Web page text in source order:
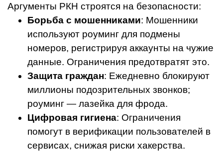
Аргументы РКН строятся на безопасности:
Борьба с мошенниками: Мошенники
используют роуминг для подмены
номеров, регистрируя аккаунты на чужие
данные. Ограничения предотвратят это.
Защита граждан: Ежедневно блокируют
миллионы подозрительных звонков;
роуминг — лазейка для фрода.
Цифровая гигиена: Ограничения
помогут в верификации пользователей в
сервисах, снижая риски хакерства.